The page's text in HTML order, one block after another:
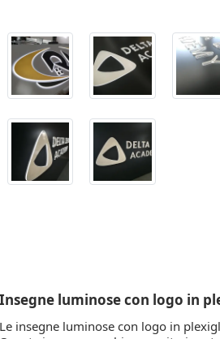
Insegne luminose con logo in
Le insegne luminose con logo in